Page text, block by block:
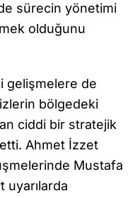
sürecin yönetimi
olduğunu
gelişmelere de
bölgedeki
ciddi bir stratejik
Ahmet İzzet
Mustafa
uyarılarda